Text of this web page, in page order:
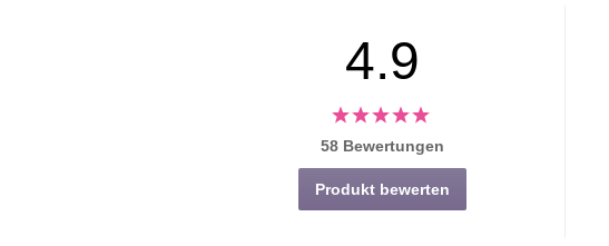
4.9
58 Bewertungen
Produkt bewerten